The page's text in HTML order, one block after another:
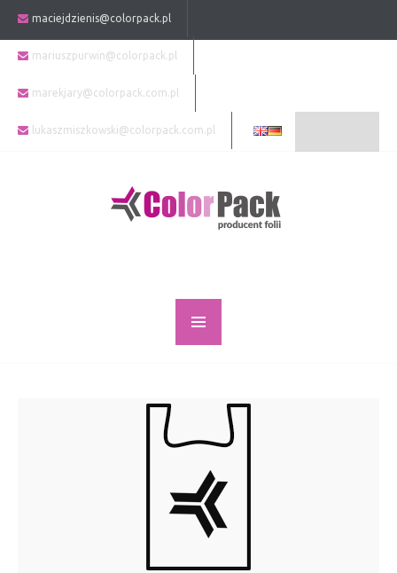
maciejdzienis@colorpack.pl
mariuszpurwin@colorpack.pl
marekjary@colorpack.com.pl
lukaszmiszkowski@colorpack.com.pl